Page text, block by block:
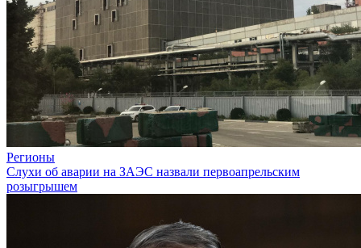
Регионы
Слухи об аварии на ЗАЭС назвали первоапрельским
розыгрышем